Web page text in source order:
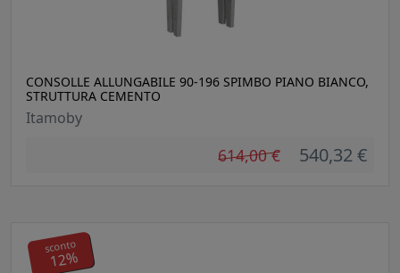
CONSOLLE ALLUNGABILE 90-196 SPIMBO PIANO BIANCO,
STRUTTURA CEMENTO
Itamoby
614,00 € 540,32 €
sconto
12%